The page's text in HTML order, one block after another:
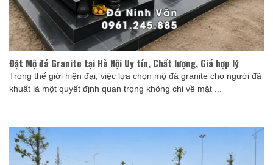
Đặt Mộ đá Granite tại Hà Nội Uy tín, Chất lượng, Giá hợp lý
Trong thế giới hiện đại, việc lựa chọn mộ đá granite cho người đã
khuất là một quyết định quan trọng không chỉ về mặt ...